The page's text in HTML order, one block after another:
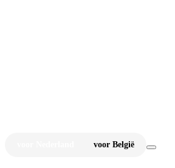
voor België